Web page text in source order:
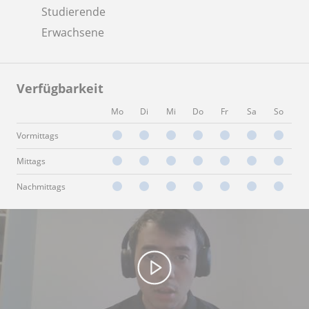
Studierende
Erwachsene
Verfügbarkeit
Mo Di Mi Do Fr Sa So
Vormittags
Mittags
Nachmittags